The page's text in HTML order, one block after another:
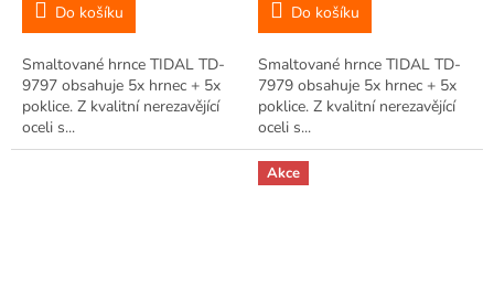
Do košíku
Smaltované hrnce TIDAL TD-
9797 obsahuje 5x hrnec + 5x
poklice. Z kvalitní nerezavějící
oceli s...
Do košíku
Smaltované hrnce TIDAL TD-
7979 obsahuje 5x hrnec + 5x
poklice. Z kvalitní nerezavějící
oceli s...
Akce